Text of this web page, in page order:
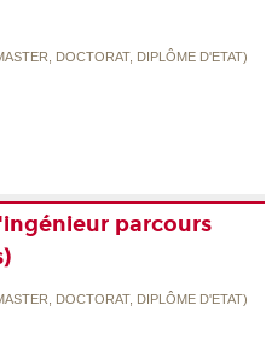
DOCTORAT, DIPLÔME D'ETAT)
parcours
DOCTORAT, DIPLÔME D'ETAT)